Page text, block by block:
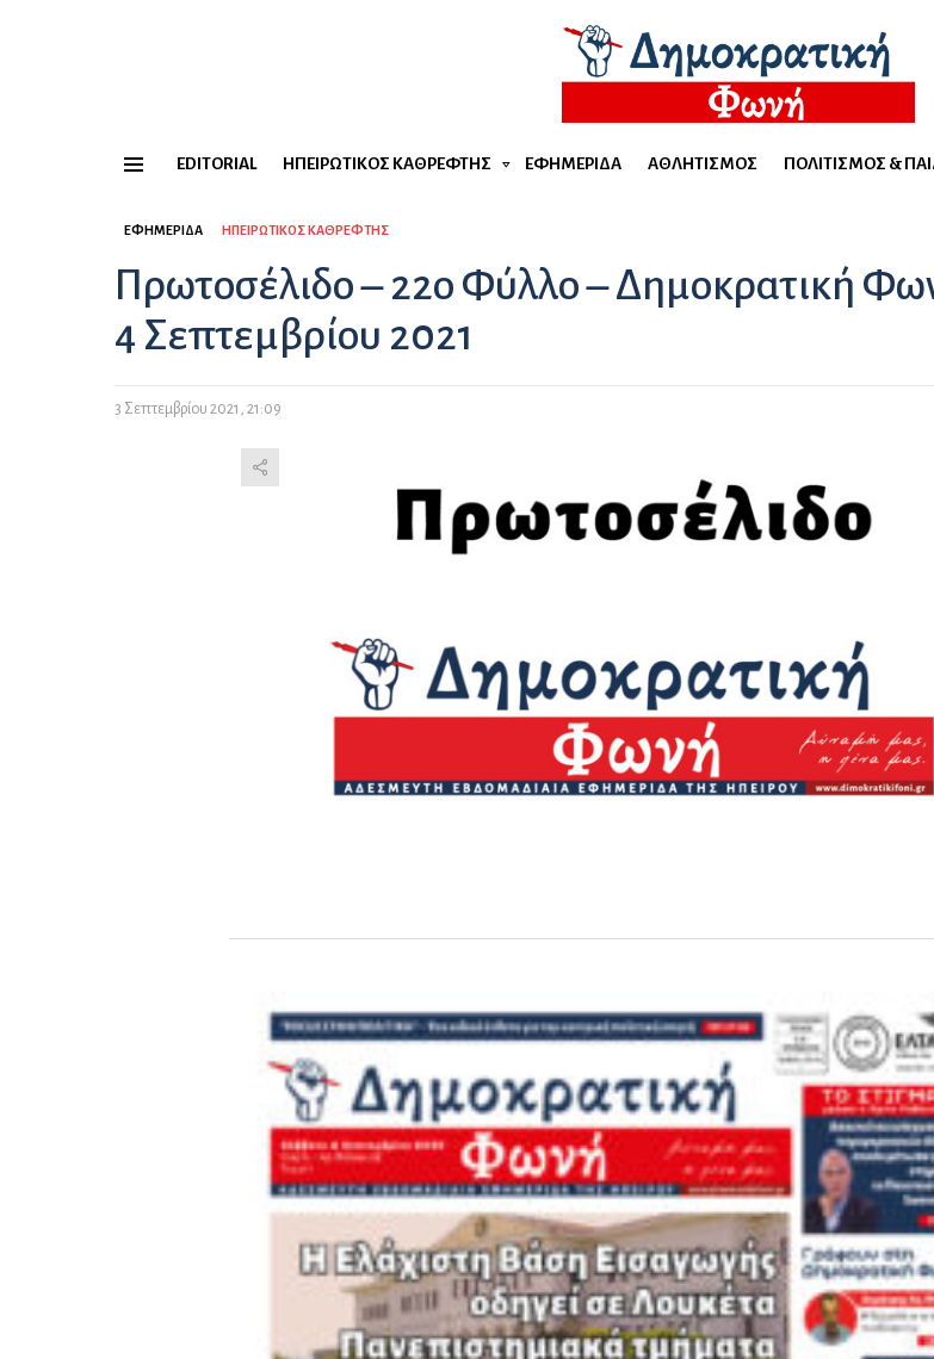
EDITORIAL ΗΠΕΙΡΏΤΙΚΟΣ ΚΑΘΡΈΦΤΗΣ ΕΦΗΜΕΡΊΔΑ ΑΘΛΗΤΙΣΜΌΣ ΠΟΛΙΤΙΣΜΌΣ &
ΕΦΗΜΕΡΊΔΑ ΗΠΕΙΡΏΤΙΚΟΣ ΚΑΘΡΈΦΤΗΣ
Πρωτοσέλιδο – 22ο Φύλλο – Δημοκρατική
4 Σεπτεμβρίου 2021
3 Σεπτεμβρίου 2021, 21:09